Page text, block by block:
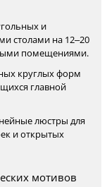
и
столами на 12–20
помещениями.
круглых форм
главной
люстры для
и открытых
мотивов